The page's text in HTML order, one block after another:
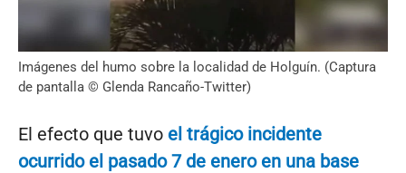
Imágenes del humo sobre la localidad de Holguín. (Captura
de pantalla © Glenda Rancaño-Twitter)
El efecto que tuvo el trágico incidente
ocurrido el pasado 7 de enero en una base